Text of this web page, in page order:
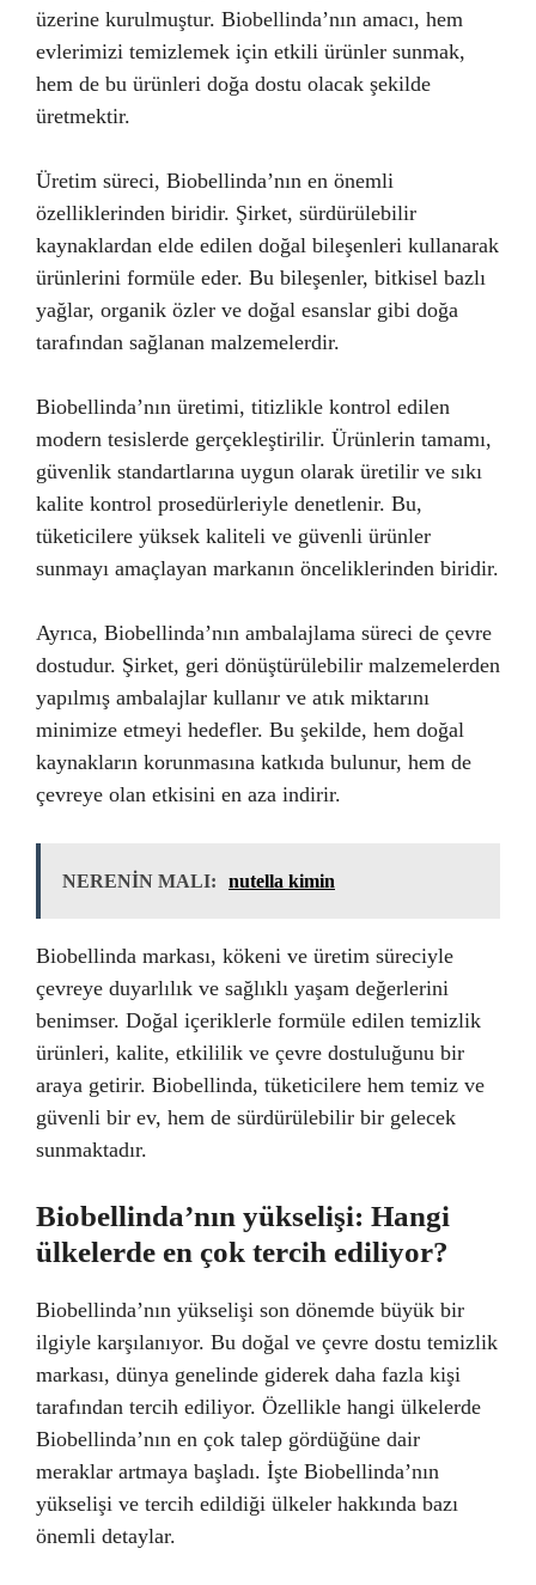
üzerine kurulmuştur. Biobellinda’nın amacı, hem
evlerimizi temizlemek için etkili ürünler sunmak,
hem de bu ürünleri doğa dostu olacak şekilde
üretmektir.
Üretim süreci, Biobellinda’nın en önemli
özelliklerinden biridir. Şirket, sürdürülebilir
kaynaklardan elde edilen doğal bileşenleri kullanarak
ürünlerini formüle eder. Bu bileşenler, bitkisel bazlı
yağlar, organik özler ve doğal esanslar gibi doğa
tarafından sağlanan malzemelerdir.
Biobellinda’nın üretimi, titizlikle kontrol edilen
modern tesislerde gerçekleştirilir. Ürünlerin tamamı,
güvenlik standartlarına uygun olarak üretilir ve sıkı
kalite kontrol prosedürleriyle denetlenir. Bu,
tüketicilere yüksek kaliteli ve güvenli ürünler
sunmayı amaçlayan markanın önceliklerinden biridir.
Ayrıca, Biobellinda’nın ambalajlama süreci de çevre
dostudur. Şirket, geri dönüştürülebilir malzemelerden
yapılmış ambalajlar kullanır ve atık miktarını
minimize etmeyi hedefler. Bu şekilde, hem doğal
kaynakların korunmasına katkıda bulunur, hem de
çevreye olan etkisini en aza indirir.
NERENİN MALI: nutella kimin
Biobellinda markası, kökeni ve üretim süreciyle
çevreye duyarlılık ve sağlıklı yaşam değerlerini
benimser. Doğal içeriklerle formüle edilen temizlik
ürünleri, kalite, etkililik ve çevre dostuluğunu bir
araya getirir. Biobellinda, tüketicilere hem temiz ve
güvenli bir ev, hem de sürdürülebilir bir gelecek
sunmaktadır.
Biobellinda’nın yükselişi: Hangi
ülkelerde en çok tercih ediliyor?
Biobellinda’nın yükselişi son dönemde büyük bir
ilgiyle karşılanıyor. Bu doğal ve çevre dostu temizlik
markası, dünya genelinde giderek daha fazla kişi
tarafından tercih ediliyor. Özellikle hangi ülkelerde
Biobellinda’nın en çok talep gördüğüne dair
meraklar artmaya başladı. İşte Biobellinda’nın
yükselişi ve tercih edildiği ülkeler hakkında bazı
önemli detaylar.